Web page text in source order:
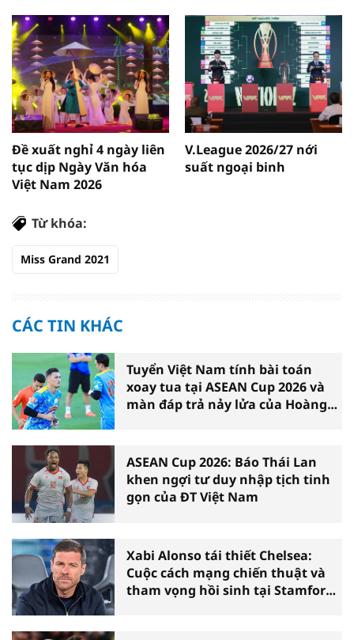
Đề xuất nghỉ 4 ngày liên
tục dịp Ngày Văn hóa
Việt Nam 2026
V.League 2026/27 nới
suất ngoại binh
Từ khóa:
Miss Grand 2021
CÁC TIN KHÁC
Tuyển Việt Nam tính bài toán
xoay tua tại ASEAN Cup 2026 và
màn đáp trả nảy lửa của Hoàng
ASEAN Cup 2026: Báo Thái Lan
khen ngợi tư duy nhập tịch tinh
gọn của ĐT Việt Nam
Xabi Alonso tái thiết Chelsea:
Cuộc cách mạng chiến thuật và
tham vọng hồi sinh tại Stamford